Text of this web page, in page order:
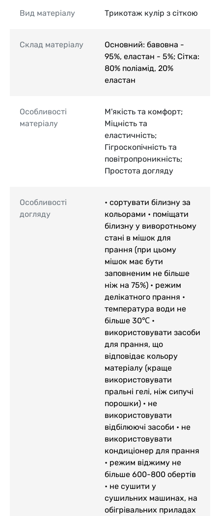
Вид матеріалу Трикотаж кулір з сіткою
Склад матеріалу
Основний: бавовна -
95%, еластан - 5%; Сітка:
80% поліамід, 20%
еластан
Особливості
матеріалу
М'якість та комфорт;
Міцність та
еластичність;
Гігроскопічність та
повітропроникність;
Простота догляду
Особливості
догляду
• сортувати білизну за
кольорами • поміщати
білизну у виворотньому
стані в мішок для
прання (при цьому
мішок має бути
заповненим не більше
ніж на 75%) • режим
делікатного прання •
температура води не
більше 30℃ •
використовувати засоби
для прання, що
відповідає кольору
матеріалу (краще
використовувати
пральні гелі, ніж сипучі
порошки) • не
використовувати
відбілюючі засоби • не
використовувати
кондиціонер для прання
• режим віджиму не
більше 600-800 обертів
• не сушити у
сушильних машинах, на
обігрівальних приладах